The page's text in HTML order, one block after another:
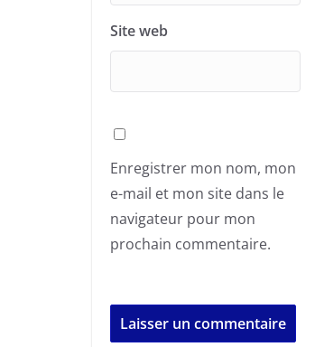
Site web
Enregistrer mon nom, mon
e-mail et mon site dans le
navigateur pour mon
prochain commentaire.